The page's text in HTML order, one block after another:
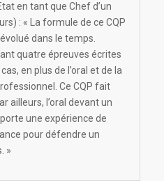
en tant que Chef d’un
: « La formule de ce CQP
dans le temps.
quatre épreuves écrites
en plus de l’oral et de la
Ce CQP fait
ailleurs, l’oral devant un
une expérience de
pour défendre un
»